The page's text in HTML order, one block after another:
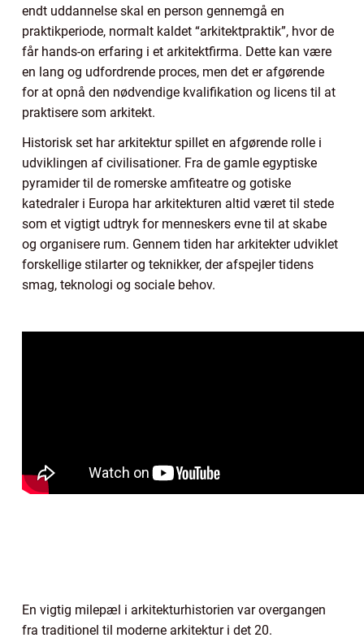
endt uddannelse skal en person gennemgå en
praktikperiode, normalt kaldet “arkitektpraktik”, hvor de
får hands-on erfaring i et arkitektfirma. Dette kan være
en lang og udfordrende proces, men det er afgørende
for at opnå den nødvendige kvalifikation og licens til at
praktisere som arkitekt.
Historisk set har arkitektur spillet en afgørende rolle i
udviklingen af civilisationer. Fra de gamle egyptiske
pyramider til de romerske amfiteatre og gotiske
katedraler i Europa har arkitekturen altid været til stede
som et vigtigt udtryk for menneskers evne til at skabe
og organisere rum. Gennem tiden har arkitekter udviklet
forskellige stilarter og teknikker, der afspejler tidens
smag, teknologi og sociale behov.
En vigtig milepæl i arkitekturhistorien var overgangen
fra traditionel til moderne arkitektur i det 20.